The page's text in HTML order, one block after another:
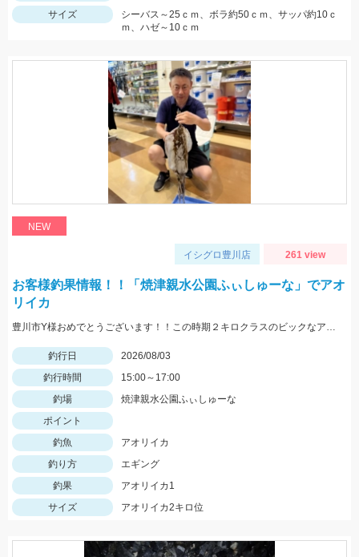
サイズ
シーバス～25ｃｍ、ボラ約50ｃｍ、サッパ約10ｃ
ｍ、ハゼ～10ｃｍ
NEW
イシグロ豊川店 261 view
お客様釣果情報！！「焼津親水公園ふぃしゅーな」でアオ
リイカ
豊川市Y様おめでとうございます！！この時期２キロクラスのビックなアオリイカを見事に仕留められました！！ 釣れているのが500ｇクラスの情報だったので、ヒットした瞬間はエイかと思ったそうです。
釣行日
2026/08/03
釣行時間
15:00～17:00
釣場
焼津親水公園ふぃしゅーな
ポイント
釣魚
アオリイカ
釣り方
エギング
釣果
アオリイカ1
サイズ
アオリイカ2キロ位